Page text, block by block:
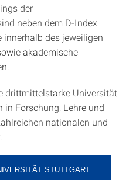
der
neben dem D-Index
innerhalb des jeweiligen
akademische
drittmittelstarke Universität
Forschung, Lehre und
nationalen und
STUTTGART